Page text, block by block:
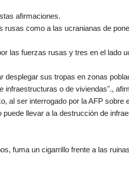
afirmaciones.
como a las ucranianas de
las fuerzas rusas y tres en el lado
sus tropas en zonas
o de viviendas".,
al ser interrogado por la AFP sobre
llevar a la destrucción de
fuma un cigarrillo frente a las